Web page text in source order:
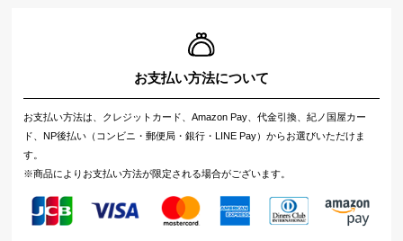
お支払い方法について
お支払い方法は、クレジットカード、Amazon Pay、代金引換、紀ノ国屋カー
ド、NP後払い（コンビニ・郵便局・銀行・LINE Pay）からお選びいただけま
す。
※商品によりお支払い方法が限定される場合がございます。